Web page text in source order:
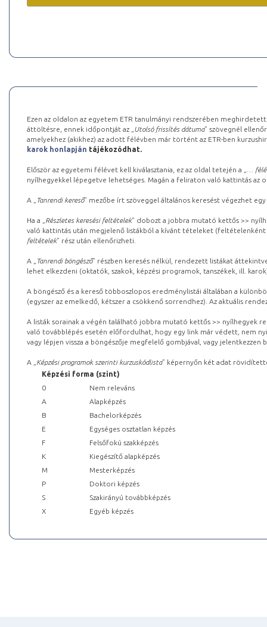
Ezen az oldalon az egyetem ETR tanulmányi rendszerében
áttöltésre, ennek időpontját az „ Utolsó frissítés dátuma” szövegnél
amelyekhez (akikhez) az adott félévben már történt az ETR-ben
karok honlapján tájékozódhat.
Először az egyetemi félévet kell kiválasztania, ez az oldal tetején a „
…
nyílhegyekkel lépegetve lehetséges. Magán a feliraton való kattintás az
A „ Tanrendi kereső” mezőbe írt szöveggel általános keresést végezhet
Ha a „ Részletes keresési feltételek” dobozt a jobbra mutató kettős >>
való kattintás után megjelenő listákból a kívánt tételeket (feltételenként
feltételek” rész után ellenőrizheti.
A „ Tanrendi böngésző” részben keresés nélkül, rendezett listákat
lehet elkezdeni (oktatók, szakok, képzési programok, tanszékek, ill.
A böngésző és a kereső többoszlopos eredménylistái általában a
(egyszer az emelkedő, kétszer a csökkenő sorrendhez). Az aktuális
A listák sorainak a végén található jobbra mutató kettős >> nyílhegyek
való továbblépés esetén előfordulhat, hogy egy link már védett, nem
vagy lépjen vissza a böngészője megfelelő gombjával, vagy
A „ Képzési programok szerinti kurzuskódlista” képernyőn két adat
Képzési forma (szint)
0
Nem releváns
A
Alapképzés
B
Bachelorképzés
E
Egységes osztatlan képzés
F
Felsőfokú szakképzés
K
Kiegészítő alapképzés
M
Mesterképzés
P
Doktori képzés
S
Szakirányú továbbképzés
X
Egyéb képzés